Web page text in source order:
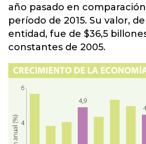
año pasado en
período de 2015. Su valor,
entidad, fue de $36,5
constantes de 2005.